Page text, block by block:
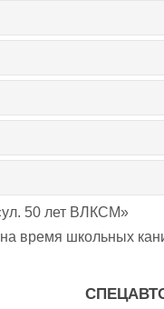
50 лет ВЛКСМ»
время школьных